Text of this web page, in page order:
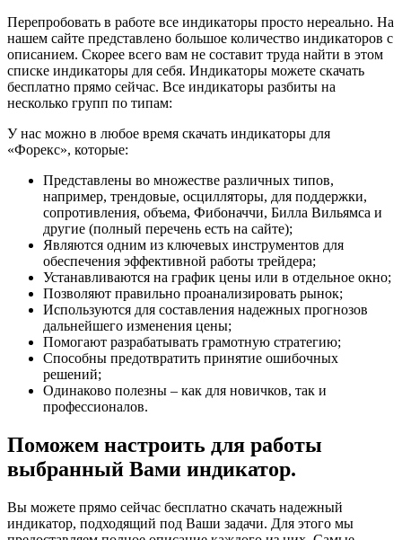
Перепробовать в работе все индикаторы просто нереально. На
нашем сайте представлено большое количество индикаторов с
описанием. Скорее всего вам не составит труда найти в этом
списке индикаторы для себя. Индикаторы можете скачать
бесплатно прямо сейчас. Все индикаторы разбиты на
несколько групп по типам:
У нас можно в любое время скачать индикаторы для
«Форекс», которые:
Представлены во множестве различных типов,
например, трендовые, осцилляторы, для поддержки,
сопротивления, объема, Фибоначчи, Билла Вильямса и
другие (полный перечень есть на сайте);
Являются одним из ключевых инструментов для
обеспечения эффективной работы трейдера;
Устанавливаются на график цены или в отдельное окно;
Позволяют правильно проанализировать рынок;
Используются для составления надежных прогнозов
дальнейшего изменения цены;
Помогают разрабатывать грамотную стратегию;
Способны предотвратить принятие ошибочных
решений;
Одинаково полезны – как для новичков, так и
профессионалов.
Поможем настроить для работы
выбранный Вами индикатор.
Вы можете прямо сейчас бесплатно скачать надежный
индикатор, подходящий под Ваши задачи. Для этого мы